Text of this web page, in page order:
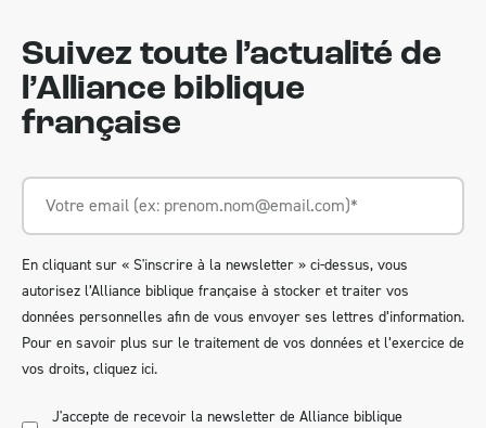
Suivez toute l’actualité de
l’Alliance biblique
française
En cliquant sur « S'inscrire à la newsletter » ci-dessus, vous
autorisez l’Alliance biblique française à stocker et traiter vos
données personnelles afin de vous envoyer ses lettres d’information.
Pour en savoir plus sur le traitement de vos données et l’exercice de
vos droits, cliquez ici.
J'accepte de recevoir la newsletter de Alliance biblique